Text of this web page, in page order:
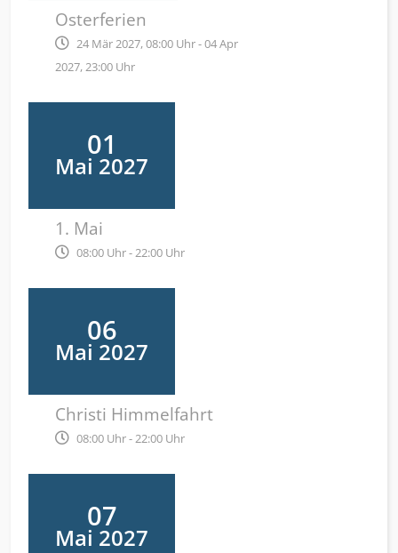
Osterferien
24 Mär 2027, 08:00 Uhr - 04 Apr
2027, 23:00 Uhr
01
Mai 2027
1. Mai
08:00 Uhr - 22:00 Uhr
06
Mai 2027
Christi Himmelfahrt
08:00 Uhr - 22:00 Uhr
07
Mai 2027